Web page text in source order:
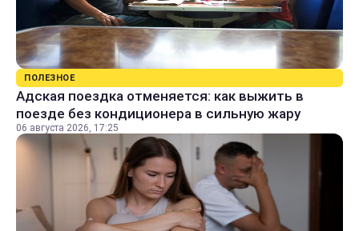
ПОЛЕЗНОЕ
Адская поездка отменяется: как выжить в
поезде без кондиционера в сильную жару
06 августа 2026, 17:25